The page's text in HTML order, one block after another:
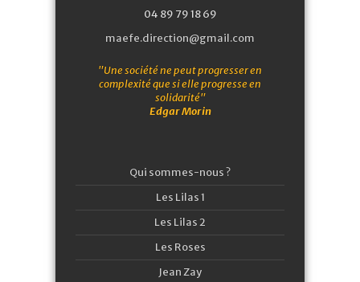
04 89 79 18 69
maefe.direction@gmail.com
"Une société ne peut progresser en
complexité que si elle progresse en
solidarité"
Edgar Morin
Qui sommes-nous ?
Les Lilas 1
Les Lilas 2
Les Roses
Jean Zay